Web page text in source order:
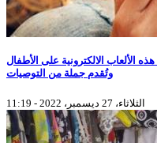
الألعاب الالكترونية على الأطفال
وتُقدم جملة من التوصيات
الثلاثاء، 27 ديسمبر، 2022 - 11:19